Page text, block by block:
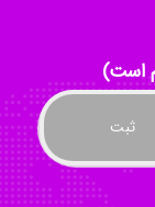
Tavan
akhtar
است)